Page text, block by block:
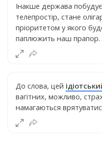
Інакше держава
телепростір, стане
пріоритетом у якого
паплюжить наш прапор.
До слова, цей
вагітних, можливо,
намагаються